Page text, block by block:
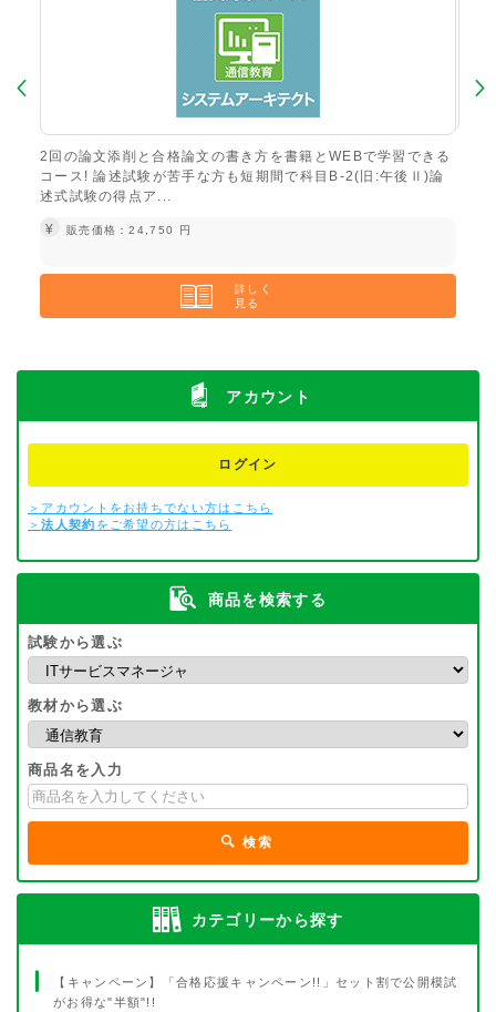
2回の論文添削と合格論文の書き方を書籍とWEBで学習できる
コース! 論述試験が苦手な方も短期間で科目B-2(旧:午後Ⅱ)論
述式試験の得点ア...
¥ 販売価格：24,750 円
詳しく
見る
アカウント
ログイン
＞アカウントをお持ちでない方はこちら
＞法人契約 をご希望の方はこちら
商品を検索する
試験から選ぶ
教材から選ぶ
商品名を入力
検索
カテゴリーから探す
【キャンペーン】「合格応援キャンペーン!!」セット割で公開模試
がお得な"半額"!!